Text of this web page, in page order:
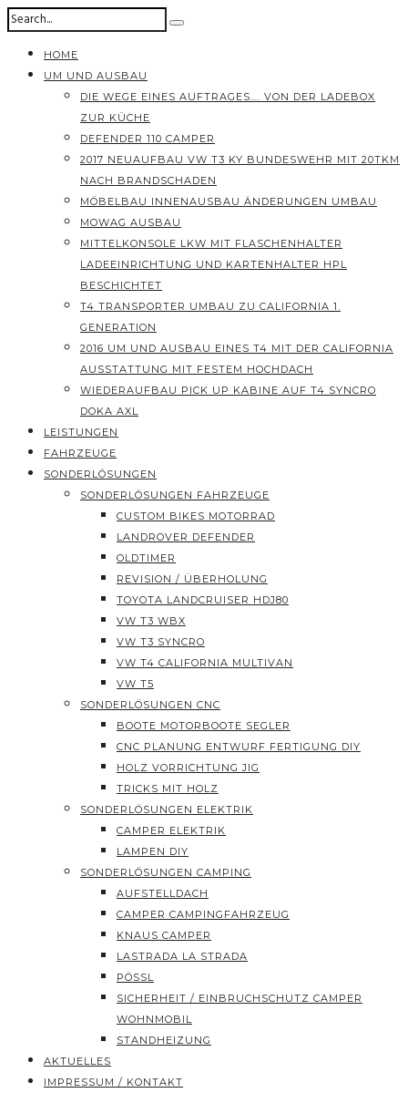
HOME
UM UND AUSBAU
DIE WEGE EINES AUFTRAGES…. VON DER LADEBOX
ZUR KÜCHE
DEFENDER 110 CAMPER
2017 NEUAUFBAU VW T3 KY BUNDESWEHR MIT 20TKM
NACH BRANDSCHADEN
MÖBELBAU INNENAUSBAU ÄNDERUNGEN UMBAU
MOWAG AUSBAU
MITTELKONSOLE LKW MIT FLASCHENHALTER
LADEEINRICHTUNG UND KARTENHALTER HPL
BESCHICHTET
T4 TRANSPORTER UMBAU ZU CALIFORNIA 1.
GENERATION
2016 UM UND AUSBAU EINES T4 MIT DER CALIFORNIA
AUSSTATTUNG MIT FESTEM HOCHDACH
WIEDERAUFBAU PICK UP KABINE AUF T4 SYNCRO
DOKA AXL
LEISTUNGEN
FAHRZEUGE
SONDERLÖSUNGEN
SONDERLÖSUNGEN FAHRZEUGE
CUSTOM BIKES MOTORRAD
LANDROVER DEFENDER
OLDTIMER
REVISION / ÜBERHOLUNG
TOYOTA LANDCRUISER HDJ80
VW T3 WBX
VW T3 SYNCRO
VW T4 CALIFORNIA MULTIVAN
VW T5
SONDERLÖSUNGEN CNC
BOOTE MOTORBOOTE SEGLER
CNC PLANUNG ENTWURF FERTIGUNG DIY
HOLZ VORRICHTUNG JIG
TRICKS MIT HOLZ
SONDERLÖSUNGEN ELEKTRIK
CAMPER ELEKTRIK
LAMPEN DIY
SONDERLÖSUNGEN CAMPING
AUFSTELLDACH
CAMPER CAMPINGFAHRZEUG
KNAUS CAMPER
LASTRADA LA STRADA
PÖSSL
SICHERHEIT / EINBRUCHSCHUTZ CAMPER
WOHNMOBIL
STANDHEIZUNG
AKTUELLES
IMPRESSUM / KONTAKT